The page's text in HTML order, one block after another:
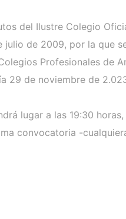
del Ilustre Colegio
de 2009, por la que
Profesionales de
29 de noviembre de
lugar a las 19:30
convocatoria -